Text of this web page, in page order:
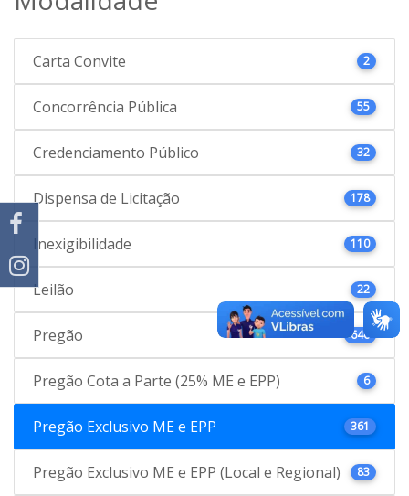
Carta Convite 2
Concorrência Pública 55
Credenciamento Público 32
Dispensa de Licitação 178
Inexigibilidade 110
Leilão 22
Pregão 646
Pregão Cota a Parte (25% ME e EPP) 6
Pregão Exclusivo ME e EPP 361
Pregão Exclusivo ME e EPP (Local e Regional) 83